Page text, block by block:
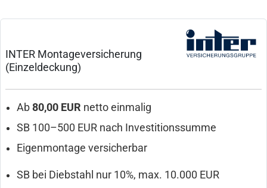
INTER Montageversicherung
(Einzeldeckung)
Ab80,00 EUR netto einmalig
SB 100–500 EUR nach Investitionssumme
Eigenmontage versicherbar
SB bei Diebstahl nur 10%, max. 10.000 EUR